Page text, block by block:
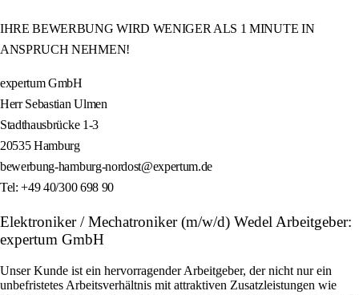
IHRE BEWERBUNG WIRD WENIGER ALS 1 MINUTE IN
ANSPRUCH NEHMEN!
expertum GmbH
Herr Sebastian Ulmen
Stadthausbrücke 1-3
20535 Hamburg
bewerbung-hamburg-nordost@expertum.de
Tel: +49 40/300 698 90
Elektroniker / Mechatroniker (m/w/d) Wedel Arbeitgeber:
expertum GmbH
Unser Kunde ist ein hervorragender Arbeitgeber, der nicht nur ein
unbefristetes Arbeitsverhältnis mit attraktiven Zusatzleistungen wie